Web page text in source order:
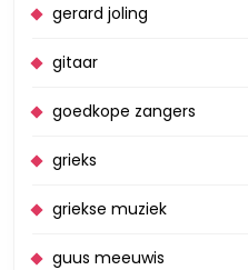
gerard joling
gitaar
goedkope zangers
grieks
griekse muziek
guus meeuwis